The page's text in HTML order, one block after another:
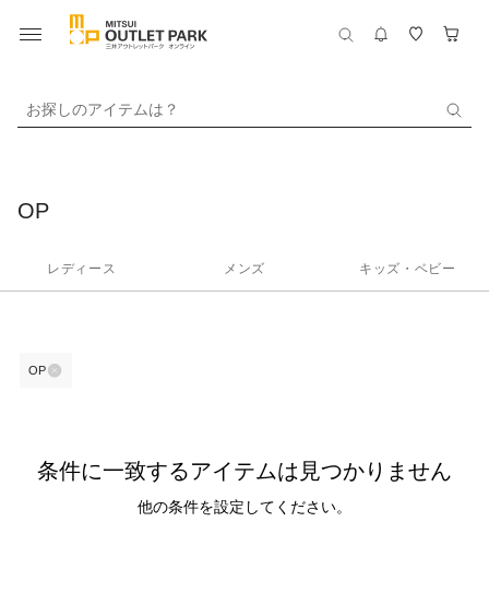
お探しのアイテムは？
OP
レディース メンズ キッズ・ベビー
OP
条件に一致するアイテムは見つかりません
他の条件を設定してください。